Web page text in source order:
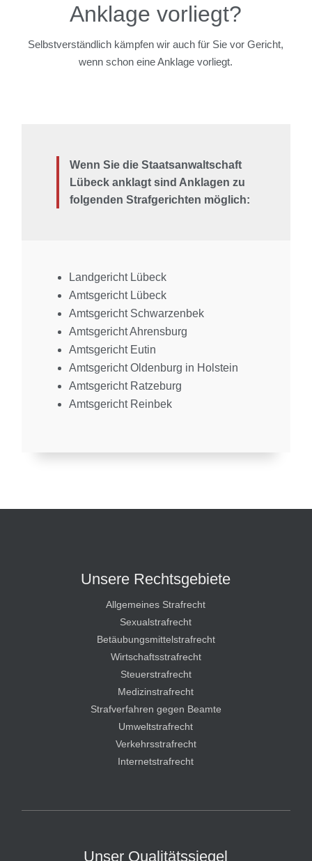
Anklage vorliegt?
Selbstverständlich kämpfen wir auch für Sie vor Gericht,
wenn schon eine Anklage vorliegt.
Wenn Sie die Staatsanwaltschaft
Lübeck anklagt sind Anklagen zu
folgenden Strafgerichten möglich:
Landgericht Lübeck
Amtsgericht Lübeck
Amtsgericht Schwarzenbek
Amtsgericht Ahrensburg
Amtsgericht Eutin
Amtsgericht Oldenburg in Holstein
Amtsgericht Ratzeburg
Amtsgericht Reinbek
Unsere Rechtsgebiete
Allgemeines Strafrecht
Sexualstrafrecht
Betäubungsmittelstrafrecht
Wirtschaftsstrafrecht
Steuerstrafrecht
Medizinstrafrecht
Strafverfahren gegen Beamte
Umweltstrafrecht
Verkehrsstrafrecht
Internetstrafrecht
Unser Qualitätssiegel